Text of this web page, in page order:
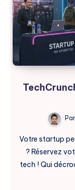
Par
Votre startup
? Réservez
tech ! Qui